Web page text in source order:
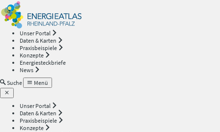
Unser Portal
Daten & Karten
Praxisbeispiele
Konzepte
Energiesteckbriefe
News
Suche
Menü
Unser Portal
Daten & Karten
Praxisbeispiele
Konzepte